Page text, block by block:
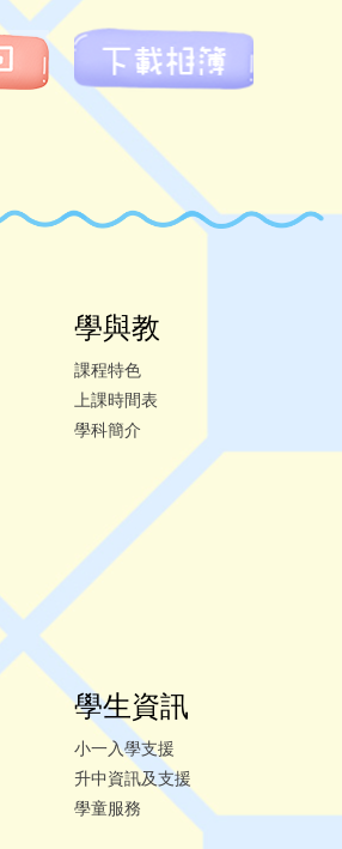
學與教
課程特色
上課時間表
學科簡介
學生資訊
小一入學支援
升中資訊及支援
學童服務